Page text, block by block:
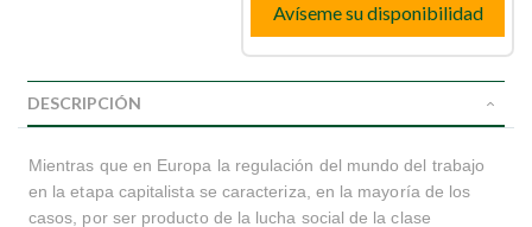
Avíseme su disponibilidad
DESCRIPCIÓN
Mientras que en Europa la regulación del mundo del trabajo
en la etapa capitalista se caracteriza, en la mayoría de los
casos, por ser producto de la lucha social de la clase